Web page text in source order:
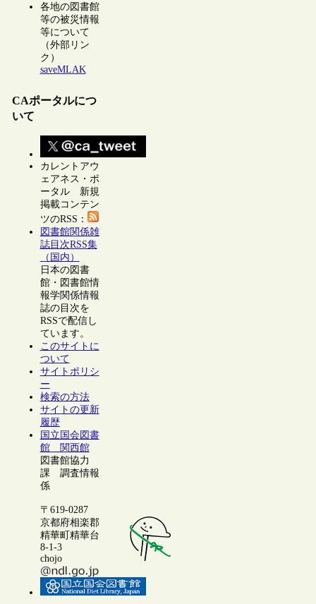
各地の図書館
等の被災情報
等について
（外部リン
ク）
saveMLAK
CAポータルにつ
いて
カレントアウ
ェアネス・ポ
ータル 新規
掲載コンテン
ツのRSS：
図書館関係雑
誌目次RSS集
（国内）
日本の図書
館・図書館情
報学関係情報
誌の目次を
RSSで配信し
ています。
このサイトに
ついて
サイトポリシ
ー
検索の方法
サイトの更新
履歴
国立国会図書
館 関西館
図書館協力
課 調査情報
係
〒619-0287
京都府相楽郡
精華町精華台
8-1-3
chojo